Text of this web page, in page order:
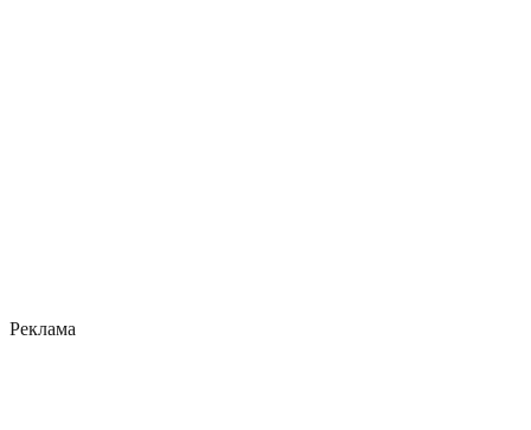
Реклама